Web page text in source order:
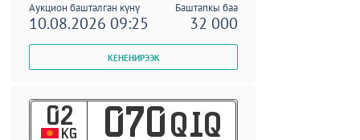
Аукцион башталган күнү Баштапкы баа
10.08.2026 09:25 32 000
02
KG 070 QIQ